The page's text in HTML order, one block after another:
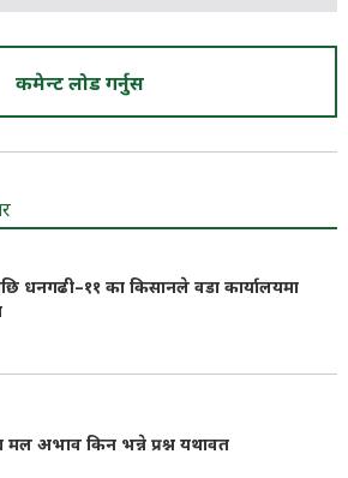
कमेन्ट लोड गर्नुस
धनगढी–११ का किसानले वडा कार्यालयमा
अभाव किन भन्ने प्रश्न यथावत